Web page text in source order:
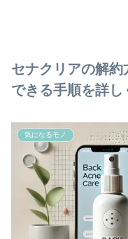
セナクリアの解
できる手順を詳し
気になるモノ